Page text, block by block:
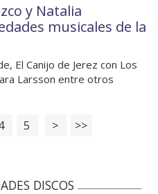
y Natalia
musicales de la
El Canijo de Jerez con Los
Larsson entre otros
5 > >>
DISCOS